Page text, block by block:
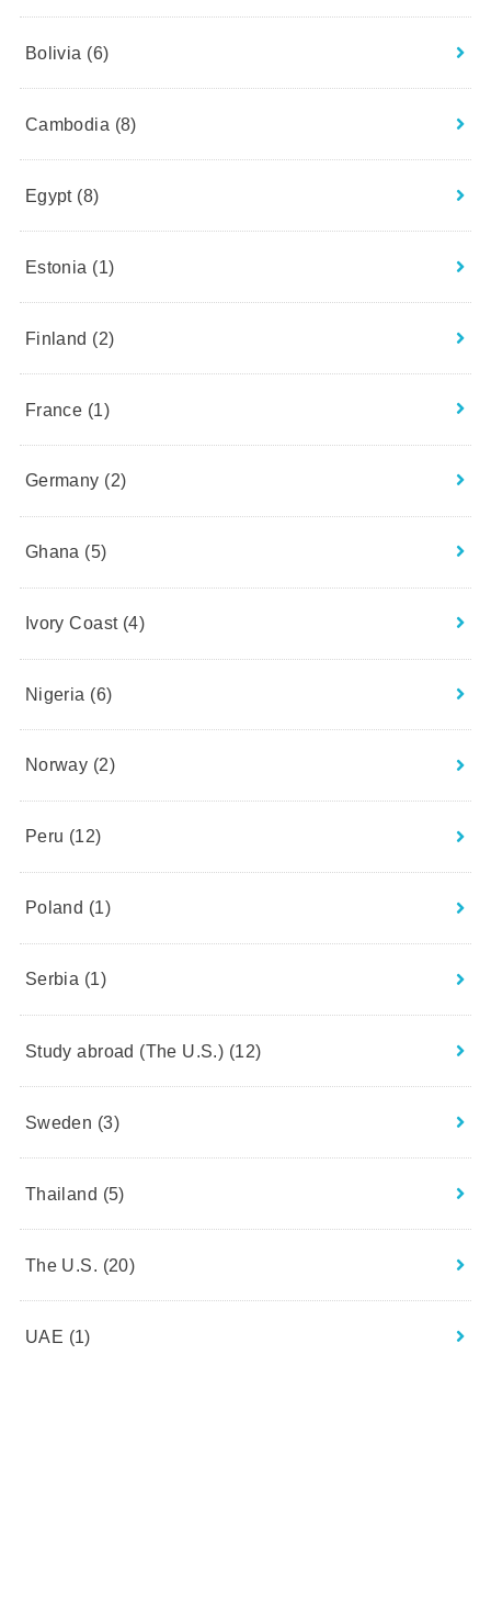
Bolivia (6)
Cambodia (8)
Egypt (8)
Estonia (1)
Finland (2)
France (1)
Germany (2)
Ghana (5)
Ivory Coast (4)
Nigeria (6)
Norway (2)
Peru (12)
Poland (1)
Serbia (1)
Study abroad (The U.S.) (12)
Sweden (3)
Thailand (5)
The U.S. (20)
UAE (1)